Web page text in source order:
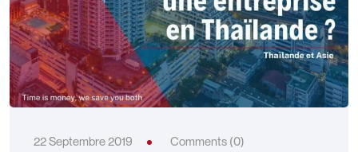
22 Septembre 2019 Comments (0)